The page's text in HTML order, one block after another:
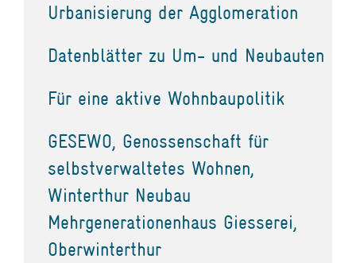
Urbanisierung der Agglomeration
Datenblätter zu Um- und Neubauten
Für eine aktive Wohnbaupolitik
GESEWO, Genossenschaft für
selbstverwaltetes Wohnen,
Winterthur Neubau
Mehrgenerationenhaus Giesserei,
Oberwinterthur